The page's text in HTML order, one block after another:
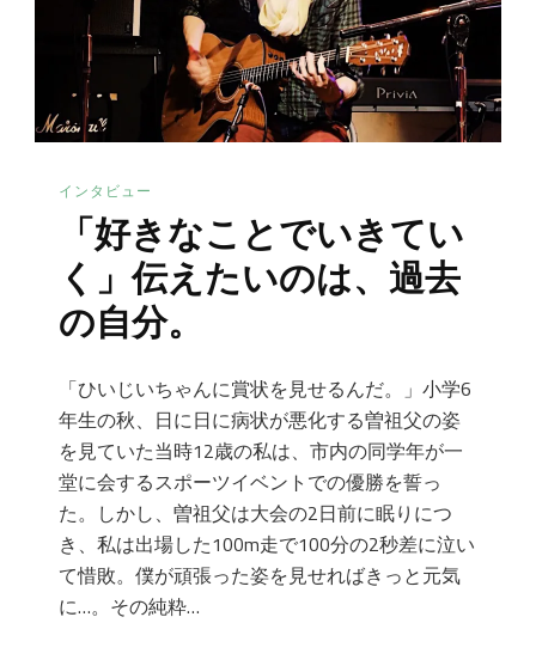
インタビュー
「好きなことでいきてい
く」伝えたいのは、過去
の自分。
「ひいじいちゃんに賞状を見せるんだ。」小学6
年生の秋、日に日に病状が悪化する曽祖父の姿
を見ていた当時12歳の私は、市内の同学年が一
堂に会するスポーツイベントでの優勝を誓っ
た。しかし、曽祖父は大会の2日前に眠りにつ
き、私は出場した100m走で100分の2秒差に泣い
て惜敗。僕が頑張った姿を見せればきっと元気
に…。その純粋…